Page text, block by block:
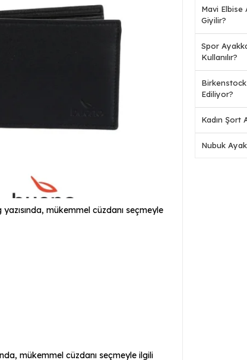
mükemmel cüzdanı seçmeyle
mükemmel cüzdanı seçmeyle ilgili
Mavi Elbise
Giyilir?
Spor
Kullanılır?
Ediliyor?
Kadın Şort
Nubuk